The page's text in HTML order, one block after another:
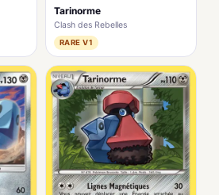
Tarinorme
Clash des Rebelles
RARE V1